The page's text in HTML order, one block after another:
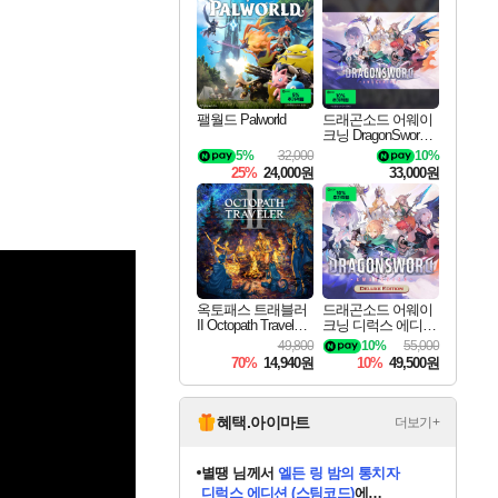
최대 90% 할인가를 만나보세요!
네이버혜택과 함께 만나보세요!
이니&베니 혜택까지!
네이버 혜택가와 함께 예약하세요!
할인&네이버혜택으로 만나보세요!
네이버페이 혜택과 만나보세요!
40주년 프로모션으로 만나보세요!
할인가에 만나보세요!
일부 에디션 상시 할인!
혜택으로 예약 판매 중
편안하게 충전하세요
팰월드 Palworld
32,000
5%
25% 24,000원
드래곤소드 어웨이
크닝 DragonSword A
10%
33,000원
옥토패스 트래블러
II Octopath Traveler I
49,800
70% 14,940원
드래곤소드 어웨이
크닝 디럭스 에디션
DragonSword Awake
ning Deluxe Edition
55,000
10%
10% 49,500원
혜택.아이마트 더보기+
니코 님께서 (본편포함) 데이브 더
다이버 인 더 정글 번들 (스팀코드)